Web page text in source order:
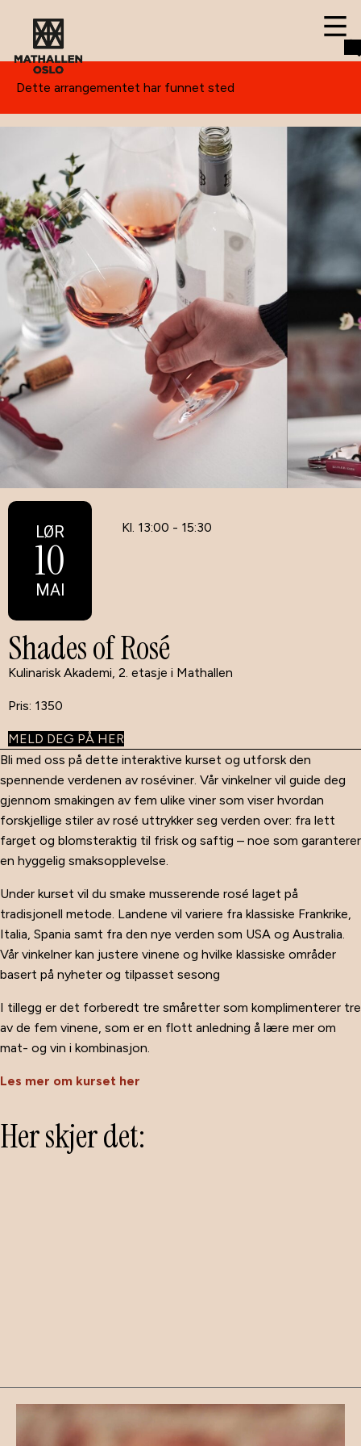
Dette arrangementet har funnet sted
LØR
10
MAI
Kl. 13:00 - 15:30
Shades of Rosé
Kulinarisk Akademi, 2. etasje i Mathallen
1350
MELD DEG PÅ HER
Bli med oss på dette interaktive kurset og utforsk den
spennende verdenen av roséviner. Vår vinkelner vil guide deg
gjennom smakingen av fem ulike viner som viser hvordan
forskjellige stiler av rosé uttrykker seg verden over: fra lett
farget og blomsteraktig til frisk og saftig – noe som garanterer
en hyggelig smaksopplevelse.
Under kurset vil du smake musserende rosé laget på
tradisjonell metode. Landene vil variere fra klassiske Frankrike,
Italia, Spania samt fra den nye verden som USA og Australia.
Vår vinkelner kan justere vinene og hvilke klassiske områder
basert på nyheter og tilpasset sesong
I tillegg er det forberedt tre småretter som komplimenterer tre
av de fem vinene, som er en flott anledning å lære mer om
mat- og vin i kombinasjon.
Les mer om kurset her
Her skjer det: